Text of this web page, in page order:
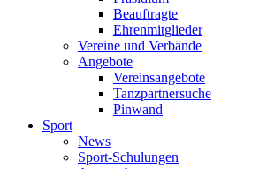
Beauftragte
Ehrenmitglieder
Vereine und Verbände
Angebote
Vereinsangebote
Tanzpartnersuche
Pinwand
Sport
News
Sport-Schulungen